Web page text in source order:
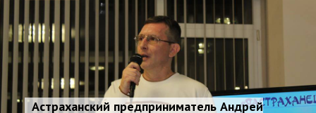
Астраханский предприниматель Андрей